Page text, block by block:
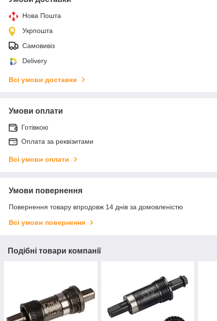
Нова Пошта
Укрпошта
Самовивіз
Delivery
Всі умови доставки
Умови оплати
Готівкою
Оплата за реквізитами
Всі умови оплати
Умови повернення
Повернення товару впродовж 14 днів за домовленістю
Всі умови повернення
Подібні товари компанії